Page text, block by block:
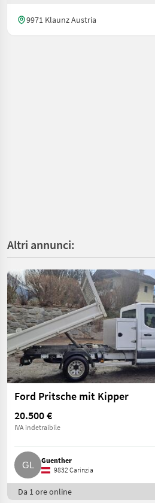
9971 Klaunz Austria
Altri annunci:
Ford Pritsche mit Kipper
20.500 €
IVA indetraibile
Guenther
9832 Carinzia
Da 1 ore online